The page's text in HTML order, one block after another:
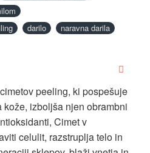
darilo
naravna darila
peeling, ki pospešuje
izboljša njen obrambni
Cimet v
celulit, razstruplja telo in